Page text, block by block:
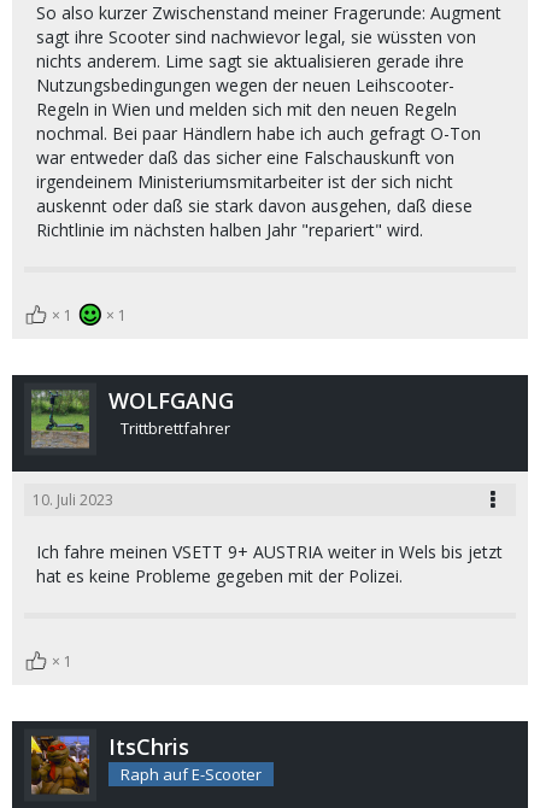
So also kurzer Zwischenstand meiner Fragerunde: Augment
sagt ihre Scooter sind nachwievor legal, sie wüssten von
nichts anderem. Lime sagt sie aktualisieren gerade ihre
Nutzungsbedingungen wegen der neuen Leihscooter-
Regeln in Wien und melden sich mit den neuen Regeln
nochmal. Bei paar Händlern habe ich auch gefragt O-Ton
war entweder daß das sicher eine Falschauskunft von
irgendeinem Ministeriumsmitarbeiter ist der sich nicht
auskennt oder daß sie stark davon ausgehen, daß diese
Richtlinie im nächsten halben Jahr "repariert" wird.
1 1
WOLFGANG
Trittbrettfahrer
10. Juli 2023
Ich fahre meinen VSETT 9+ AUSTRIA weiter in Wels bis jetzt
hat es keine Probleme gegeben mit der Polizei.
1
ItsChris
Raph auf E-Scooter